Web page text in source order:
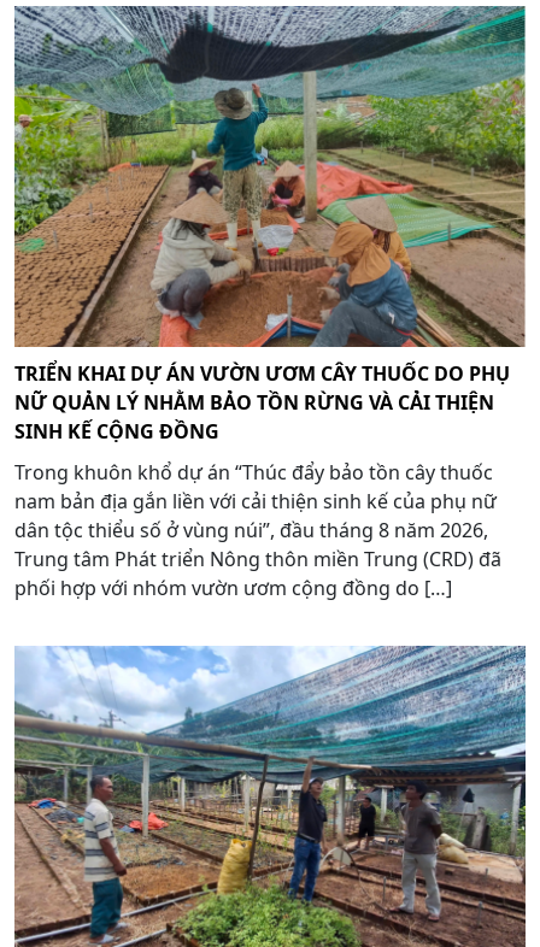
TRIỂN KHAI DỰ ÁN VƯỜN ƯƠM CÂY THUỐC DO PHỤ
NỮ QUẢN LÝ NHẰM BẢO TỒN RỪNG VÀ CẢI THIỆN
SINH KẾ CỘNG ĐỒNG
Trong khuôn khổ dự án “Thúc đẩy bảo tồn cây thuốc
nam bản địa gắn liền với cải thiện sinh kế của phụ nữ
dân tộc thiểu số ở vùng núi”, đầu tháng 8 năm 2026,
Trung tâm Phát triển Nông thôn miền Trung (CRD) đã
phối hợp với nhóm vườn ươm cộng đồng do […]